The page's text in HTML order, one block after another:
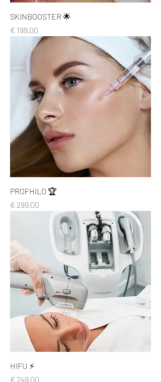
SKINBOOSTER 🌟
Prijs
€ 199,00
PROFHILO 🏆
Prijs
€ 299,00
HIFU ⚡
Prijs
€ 249,00